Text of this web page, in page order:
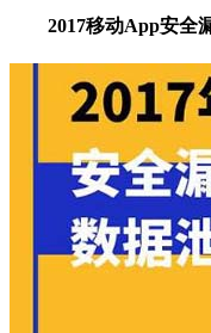
2017移动App安全漏